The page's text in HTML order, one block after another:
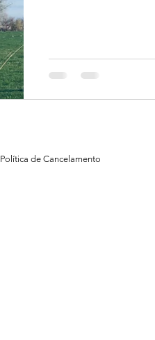
Política de Cancelamento